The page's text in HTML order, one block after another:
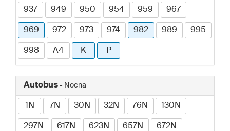
937 949 950 954 959 967
969 972 973 974 982 989 995
998 A4 K P
Autobus - Nocna
1N 7N 30N 32N 76N 130N
297N 617N 623N 657N 672N